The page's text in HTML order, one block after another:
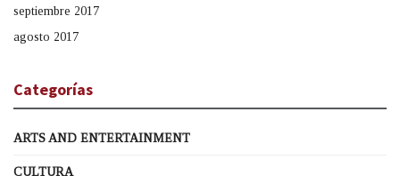
septiembre 2017
agosto 2017
Categorías
ARTS AND ENTERTAINMENT
CULTURA